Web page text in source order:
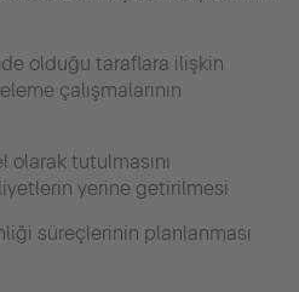
olduğu taraflara ilişkin
çalışmalarının
olarak tutulmasını
yerine getirilmesi
süreçlerinin planlanması